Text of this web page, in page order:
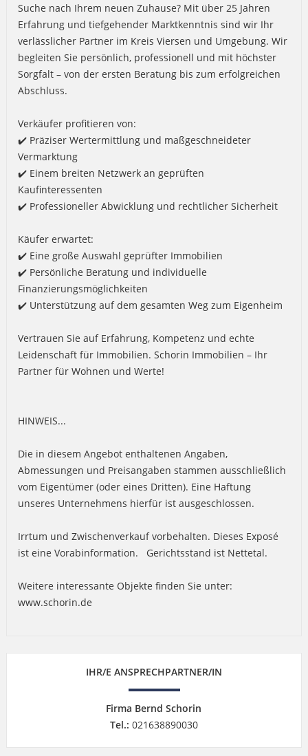
Suche nach Ihrem neuen Zuhause? Mit über 25 Jahren
Erfahrung und tiefgehender Marktkenntnis sind wir Ihr
verlässlicher Partner im Kreis Viersen und Umgebung. Wir
begleiten Sie persönlich, professionell und mit höchster
Sorgfalt – von der ersten Beratung bis zum erfolgreichen
Abschluss.
Verkäufer profitieren von:
✔️ Präziser Wertermittlung und maßgeschneideter
Vermarktung
✔️ Einem breiten Netzwerk an geprüften
Kaufinteressenten
✔️ Professioneller Abwicklung und rechtlicher Sicherheit
Käufer erwartet:
✔️ Eine große Auswahl geprüfter Immobilien
✔️ Persönliche Beratung und individuelle
Finanzierungsmöglichkeiten
✔️ Unterstützung auf dem gesamten Weg zum Eigenheim
Vertrauen Sie auf Erfahrung, Kompetenz und echte
Leidenschaft für Immobilien. Schorin Immobilien – Ihr
Partner für Wohnen und Werte!
HINWEIS...
Die in diesem Angebot enthaltenen Angaben,
Abmessungen und Preisangaben stammen ausschließlich
vom Eigentümer (oder eines Dritten). Eine Haftung
unseres Unternehmens hierfür ist ausgeschlossen.
Irrtum und Zwischenverkauf vorbehalten. Dieses Exposé
ist eine Vorabinformation. Gerichtsstand ist Nettetal.
Weitere interessante Objekte finden Sie unter:
www.schorin.de
IHR/E ANSPRECHPARTNER/IN
Firma Bernd Schorin
Tel.: 021638890030